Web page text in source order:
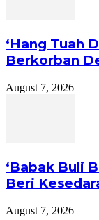
‘Hang Tuah
Berkorban
August 7, 2026
‘Babak Buli
Beri
August 7, 2026